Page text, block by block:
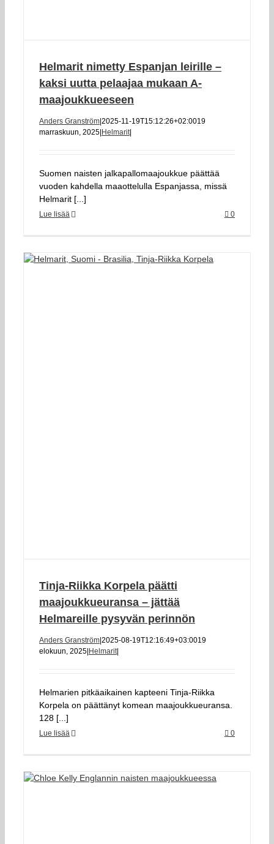
Helmarit nimetty Espanjan leirille –
kaksi uutta pelaajaa mukaan A-
maajoukkueeseen
Anders Granström 2025-11-19T15:12:26+02:0019
marraskuun, 2025 Helmarit|
Suomen naisten jalkapallomaajoukkue päättää
vuoden kahdella maaottelulla Espanjassa, missä
Helmarit [...]
Lue lisää 0
Tinja-Riikka Korpela päätti
maajoukkueuransa – jättää
Helmareille pysyvän perinnön
Anders Granström 2025-08-19T12:16:49+03:0019
elokuun, 2025 Helmarit|
Helmarien pitkäaikainen kapteeni Tinja-Riikka
Korpela on päättänyt komean maajoukkueuransa.
128 [...]
Lue lisää 0